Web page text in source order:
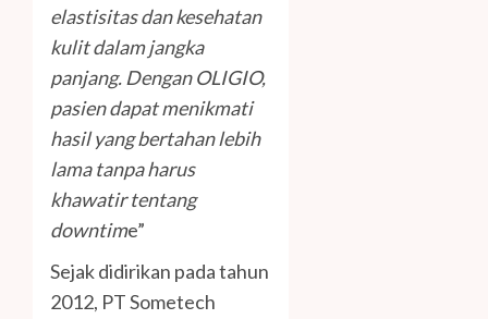
elastisitas dan kesehatan
kulit dalam jangka
panjang. Dengan OLIGIO,
pasien dapat menikmati
hasil yang bertahan lebih
lama tanpa harus
khawatir tentang
downtime”
Sejak didirikan pada tahun
2012, PT Sometech